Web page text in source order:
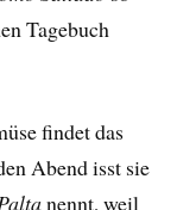
Tagebuch
findet das
Abend isst sie
nennt, weil